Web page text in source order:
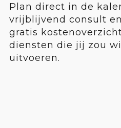
Plan direct in de
vrijblijvend consult
gratis
diensten die jij zou
uitvoeren.